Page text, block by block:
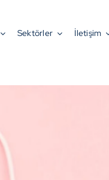
Sektörler İletişim